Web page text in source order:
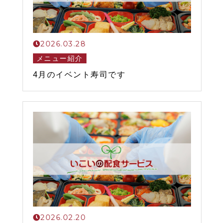
2026.03.28
メニュー紹介
4月のイベント寿司です
2026.02.20